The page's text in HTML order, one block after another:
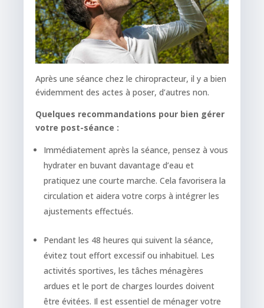
Après une séance chez le chiropracteur, il y a bien
évidemment des actes à poser, d’autres non.
Quelques recommandations pour bien gérer
votre post-séance :
Immédiatement après la séance, pensez à vous
hydrater en buvant davantage d’eau et
pratiquez une courte marche. Cela favorisera la
circulation et aidera votre corps à intégrer les
ajustements effectués.
Pendant les 48 heures qui suivent la séance,
évitez tout effort excessif ou inhabituel. Les
activités sportives, les tâches ménagères
ardues et le port de charges lourdes doivent
être évitées. Il est essentiel de ménager votre